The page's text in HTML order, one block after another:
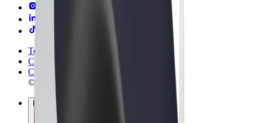
Termeni și Condiții
Confidențialitate
Cookie-uri
© 2026 Bolt Technology OÜ
Produse